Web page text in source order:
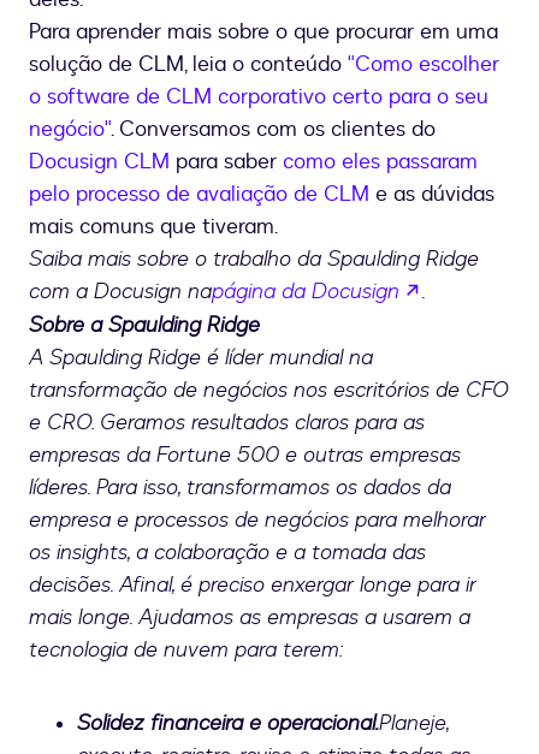
Para aprender mais sobre o que procurar em uma
solução de CLM, leia o conteúdo "Como escolher
o software de CLM corporativo certo para o seu
negócio". Conversamos com os clientes do
Docusign CLM para saber como eles passaram
pelo processo de avaliação de CLM e as dúvidas
mais comuns que tiveram.
Saiba mais sobre o trabalho da Spaulding Ridge
com a Docusign napágina da Docusign se abre en
.
Sobre a Spaulding Ridge
A Spaulding Ridge é líder mundial na
transformação de negócios nos escritórios de CFO
e CRO. Geramos resultados claros para as
empresas da Fortune 500 e outras empresas
líderes. Para isso, transformamos os dados da
empresa e processos de negócios para melhorar
os insights, a colaboração e a tomada das
decisões. Afinal, é preciso enxergar longe para ir
mais longe. Ajudamos as empresas a usarem a
tecnologia de nuvem para terem:
Solidez financeira e operacional.Planeje,